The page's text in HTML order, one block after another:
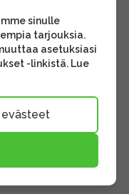
sinulle
tarjouksia.
asetuksiasi
-linkistä. Lue